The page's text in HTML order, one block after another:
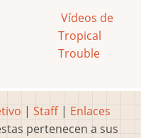
Vídeos de
Tropical
Trouble
| Staff| Enlaces
pertenecen a sus